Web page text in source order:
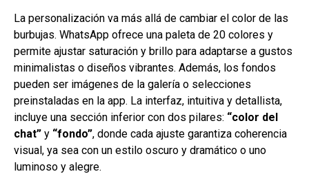
La personalización va más allá de cambiar el color de las
burbujas. WhatsApp ofrece una paleta de 20 colores y
permite ajustar saturación y brillo para adaptarse a gustos
minimalistas o diseños vibrantes. Además, los fondos
pueden ser imágenes de la galería o selecciones
preinstaladas en la app. La interfaz, intuitiva y detallista,
incluye una sección inferior con dos pilares: “color del
chat” y “fondo”, donde cada ajuste garantiza coherencia
visual, ya sea con un estilo oscuro y dramático o uno
luminoso y alegre.